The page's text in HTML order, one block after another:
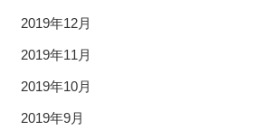
2019年12月
2019年11月
2019年10月
2019年9月